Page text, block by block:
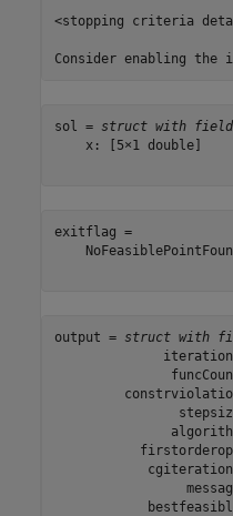
<stopping criteria
sol = struct with
    x: [5×1 double]
exitflag =
output = struct with